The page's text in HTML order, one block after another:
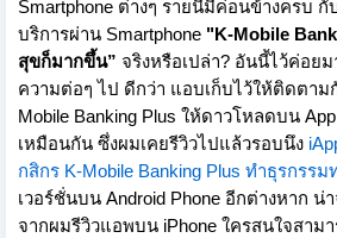
Smartphone ต่างๆ รายนี้มีค่อนข้างครบ
บริการผ่าน Smartphone "K-Mobile
สุขก็มากขึ้น” จริงหรือเปล่า? อันนี้ไว้ค่อยม
ความต่อๆ ไป ดีกว่า แอบเก็บไว้ให้ติดตา
Mobile Banking Plus ให้ดาวโหลดบน
เหมือนกัน ซึ่งผมเคยรีวิวไปแล้วรอบนึง
กสิกร K-Mobile Banking Plus ทำธุรกรรม
เวอร์ชั่นบน Android Phone อีกต่างหาก น่
จากผมรีวิวแอพบน iPhone ใครสนใจสาม